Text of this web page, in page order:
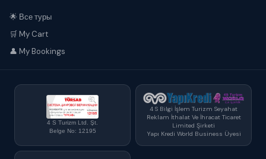
🌟 Все туры
🛒 My Cart
👤 My Bookings
4 S Turizm Ltd. Şt.
Belge No: 12195
4 S Bilgi İşlem Turizm Seyahat
Reklam İthalat Ve İhracat Ticaret
Limited Şirketi
Yapı Kredi World Business Üyesi